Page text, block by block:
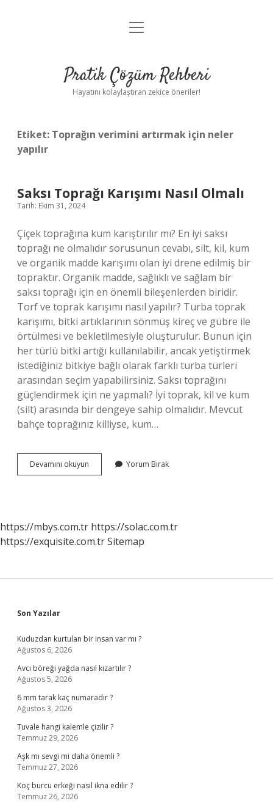
Anasayfa
Yasal Uyarı
menüyü
Pratik Çözüm Rehberi
Hayatını kolaylaştıran zekice öneriler!
Etiket: Toprağın verimini artırmak için neler
yapılır
Saksı Toprağı Karışımı Nasıl Olmalı
Tarih: Ekim 31, 2024
Çiçek toprağına kum karıştırılır mı? En iyi saksı
toprağı ne olmalıdır sorusunun cevabı, silt, kil, kum
ve organik madde karışımı olan iyi drene edilmiş bir
topraktır. Organik madde, sağlıklı ve sağlam bir
saksı toprağı için en önemli bileşenlerden biridir.
Torf ve toprak karışımı nasıl yapılır? Turba toprak
karışımı, bitki artıklarının sönmüş kireç ve gübre ile
örtülmesi ve bekletilmesiyle oluşturulur. Bunun için
her türlü bitki artığı kullanılabilir, ancak yetiştirmek
istediğiniz bitkiye bağlı olarak farklı turba türleri
arasından seçim yapabilirsiniz. Saksı toprağını
güçlendirmek için ne yapmalı? İyi toprak, kil ve kum
(silt) arasında bir dengeye sahip olmalıdır. Mevcut
bahçe toprağınız killiyse, kum…
Devamını okuyun
Toprağı
Yorum Bırak
https://mbys.com.tr https://solac.com.tr
https://exquisite.com.trSitemap
Sidebar
Son Yazılar
Kuduzdan kurtulan bir insan var mı ?
Ağustos 6, 2026
Avcı böreği yağda nasıl kızartılır ?
Ağustos 5, 2026
6 mm tarak kaç numaradır ?
Ağustos 3, 2026
Tuvale hangi kalemle çizilir ?
Temmuz 29, 2026
Aşk mı sevgi mi daha önemli ?
Temmuz 27, 2026
Koç burcu erkeği nasıl ikna edilir ?
Temmuz 26, 2026